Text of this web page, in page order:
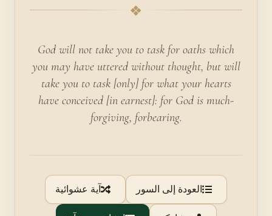
❖
God will not take you to task for oaths which
you may have uttered without thought, but will
take you to task [only] for what your hearts
have conceived [in earnest]: for God is much-
forgiving, forbearing.
العودة إلى السور آية عشوائية